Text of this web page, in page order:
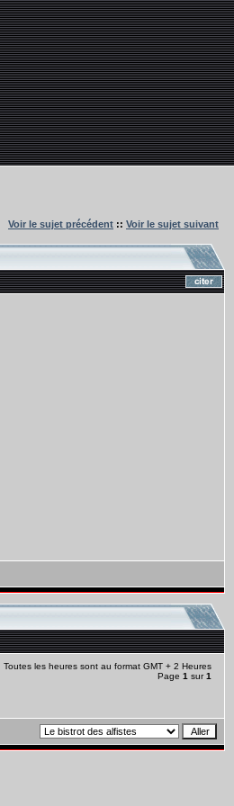
Voir le sujet précédent :: Voir le sujet suivant
Toutes les heures sont au format GMT + 2 Heures
Page 1 sur1